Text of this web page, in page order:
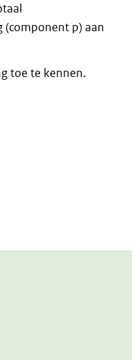
(component p) aan
toe te kennen.